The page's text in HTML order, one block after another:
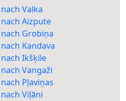
Valka
Aizpute
Grobiņa
Kandava
Ikšķile
Vangaži
Pļaviņas
Viļāni